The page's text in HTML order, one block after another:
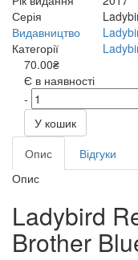
Серія
Видавництво
Категорії
70.00₴
Є в наявності
-
У кошик
Опис
Відгуки
Опис
Ladybird
Brother